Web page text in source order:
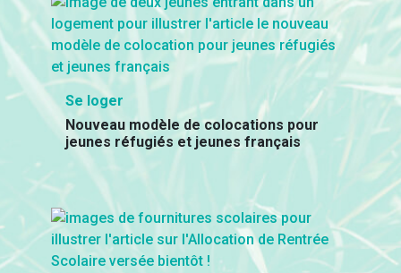
Se loger
Nouveau modèle de colocations pour
jeunes réfugiés et jeunes français